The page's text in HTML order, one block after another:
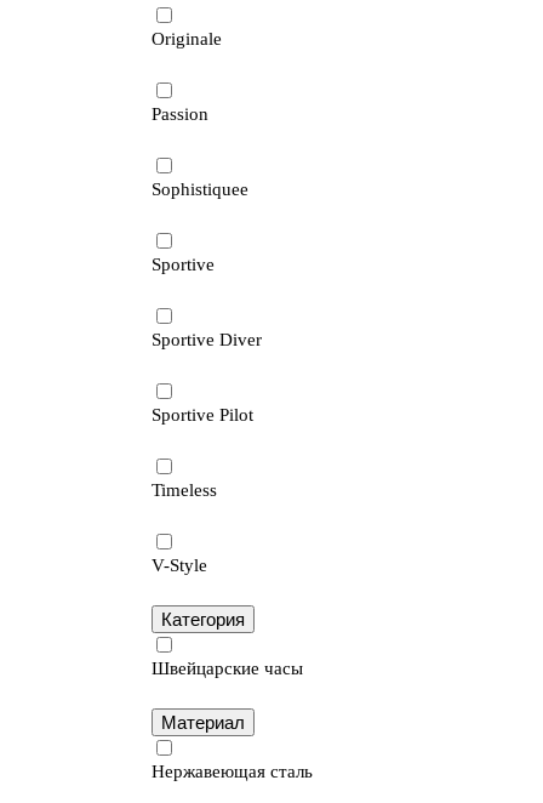
Originale
Passion
Sophistiquee
Sportive
Sportive Diver
Sportive Pilot
Timeless
V-Style
Категория
Швейцарские часы
Материал
Нержавеющая сталь